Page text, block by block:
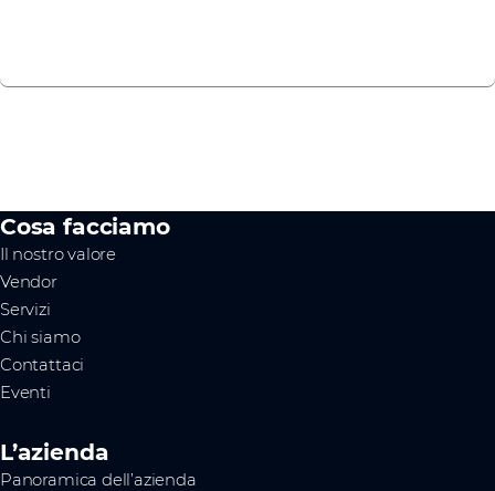
Cosa facciamo
Il nostro valore
Vendor
Servizi
Chi siamo
Contattaci
Eventi
L’azienda
Panoramica dell’azienda